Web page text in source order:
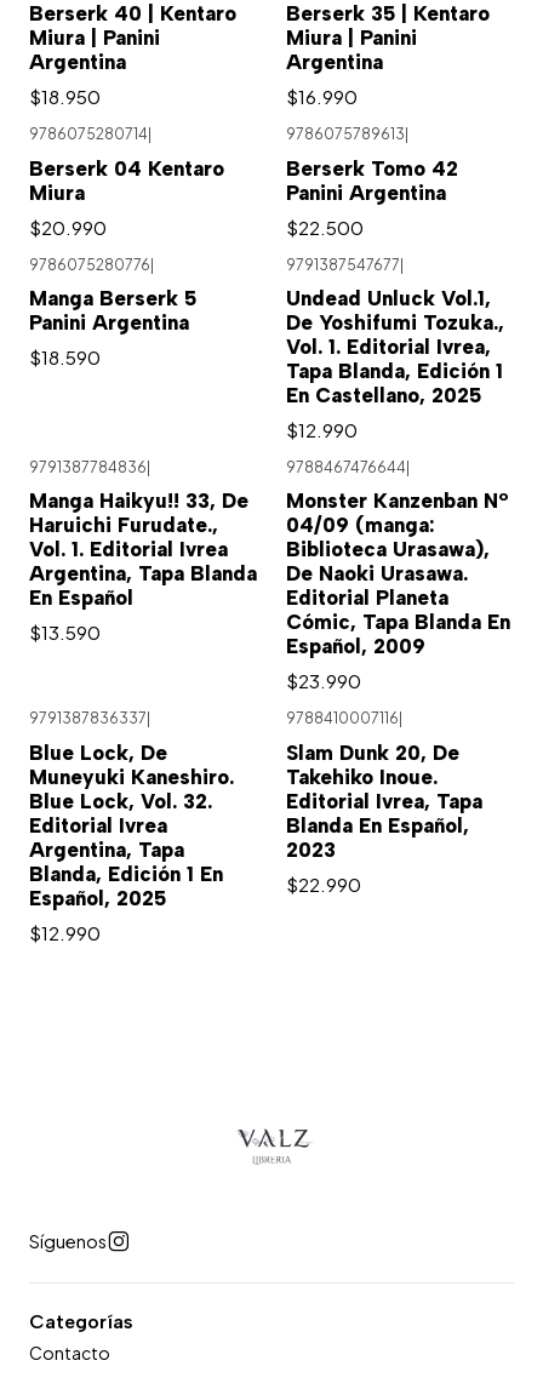
Berserk 40 | Kentaro
Miura | Panini
Argentina
$18.950
Berserk 35 | Kentaro
Miura | Panini
Argentina
$16.990
9786075280714
Berserk 04 Kentaro
Miura
$20.990
9786075789613
Berserk Tomo 42
Panini Argentina
$22.500
9786075280776|
Manga Berserk 5
Panini Argentina
$18.590
9791387547677|
Undead Unluck Vol.1,
De Yoshifumi Tozuka.,
Vol. 1. Editorial Ivrea,
Tapa Blanda, Edición 1
En Castellano, 2025
$12.990
9791387784836
Manga Haikyu!! 33, De
Haruichi Furudate.,
Vol. 1. Editorial Ivrea
Argentina, Tapa Blanda
En Español
$13.590
9788467476644
Monster Kanzenban Nº
04/09 (manga:
Biblioteca Urasawa),
De Naoki Urasawa.
Editorial Planeta
Cómic, Tapa Blanda En
Español, 2009
$23.990
9791387836337
Blue Lock, De
Muneyuki Kaneshiro.
Blue Lock, Vol. 32.
Editorial Ivrea
Argentina, Tapa
Blanda, Edición 1 En
Español, 2025
$12.990
9788410007116
Slam Dunk 20, De
Takehiko Inoue.
Editorial Ivrea, Tapa
Blanda En Español,
2023
$22.990
Síguenos
Categorías
Contacto